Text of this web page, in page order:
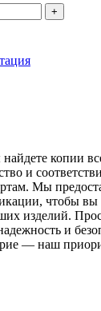
+
копии
и
Мы
чтобы вы
изделий.
и
— наш